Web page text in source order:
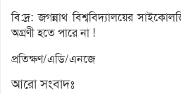
বি:দ্র: জগন্নাথ বিশ্ববিদ্যালয়ের
অগ্রণী হতে পারে না !
প্রতিক্ষণ/এডি/এনজে
আরো সংবাদঃ